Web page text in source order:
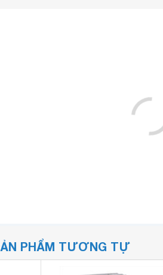
PHẨM TƯƠNG TỰ